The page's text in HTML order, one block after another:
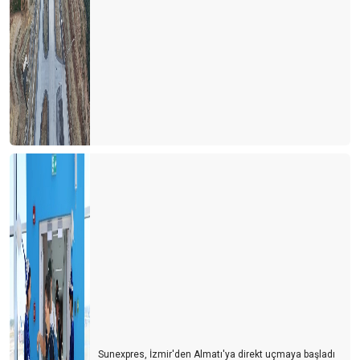
Sunexpres, İzmir'den Almatı'ya direkt uçmaya başladı